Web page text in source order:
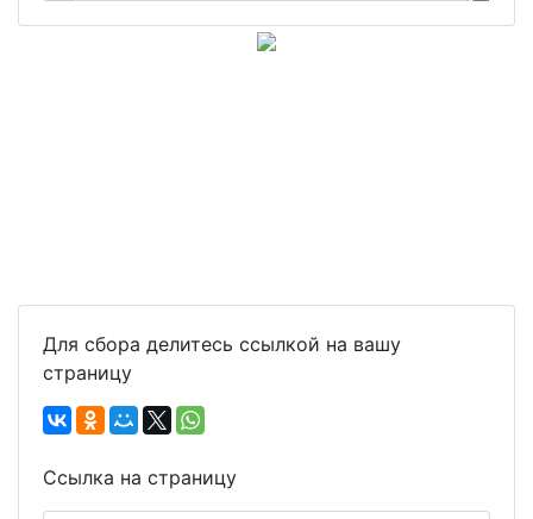
Для сбора делитесь ссылкой на вашу
страницу
Ссылка на страницу